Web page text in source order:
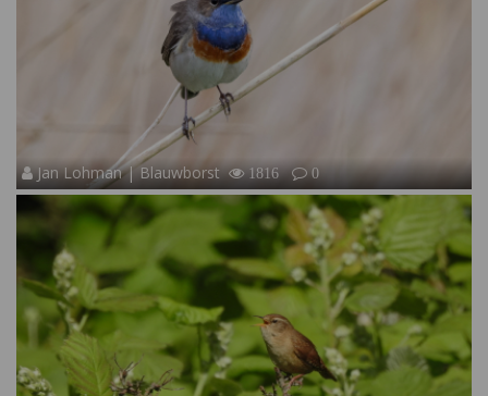
Jan Lohman | Blauwborst 1816 0